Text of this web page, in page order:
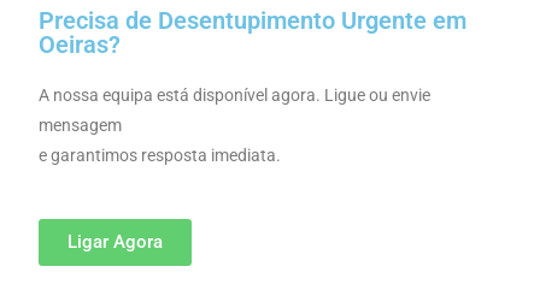
Precisa de Desentupimento Urgente em
Oeiras?
A nossa equipa está disponível agora. Ligue ou envie
mensagem
e garantimos resposta imediata.
Ligar Agora